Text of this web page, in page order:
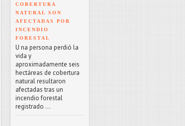
COBERTURA
NATURAL SON
AFECTADAS POR
INCENDIO
FORESTAL
U na persona perdió la
vida y
aproximadamente seis
hectáreas de cobertura
natural resultaron
afectadas tras un
incendio forestal
registrado ...